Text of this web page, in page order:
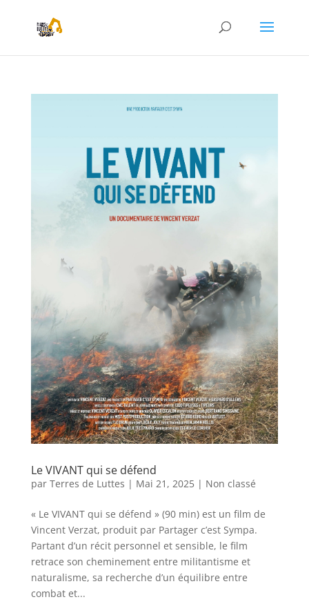
Le VIVANT qui se défend
par Terres de Luttes | Mai 21, 2025| Non classé
« Le VIVANT qui se défend » (90 min) est un film de
Vincent Verzat, produit par Partager c’est Sympa.
Partant d’un récit personnel et sensible, le film
retrace son cheminement entre militantisme et
naturalisme, sa recherche d’un équilibre entre
combat et...